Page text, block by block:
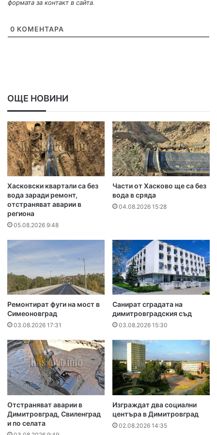
формата за контакт в сайта.
0 КОМЕНТАРА
ОЩЕ НОВИНИ
Хасковски квартали са без
вода заради ремонт,
отстраняват аварии в
региона
05.08.2026 9:48
Части от Хасково ще са без
вода в сряда
04.08.2026 15:28
Ремонтират фуги на мост в
Симеоновград
03.08.2026 17:31
Санират сградата на
димитровградския съд
03.08.2026 15:30
Отстраняват аварии в
Димитровград, Свиленград
и по селата
Изграждат два социални
центъра в Димитровград
02.08.2026 14:35